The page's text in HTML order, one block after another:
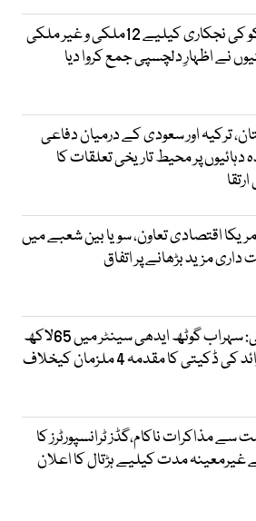
فیسکو کی نجکاری کیلیے 12ملکی و غیر ملکی
نے اظہارِ دلچسپی جمع کروا دیا
ترکیہ اور سعودی کے درمیان دفاعی
دہائیوں پر محیط تاریخی تعلقات کا
اقتصادی تعاون، سویا بین شعبے میں
داری مزید بڑھانے پر اتفاق
کراچی: سہراب گوٹھ ایدھی سینٹر میں 65لاکھ
سے زائد کی ڈکیتی کا مقدمہ 4 ملزمان کیخلاف
سے مذاکرات ناکام،گڈز ٹرانسپورٹرز کا
غیرمعینہ مدت کیلیے ہڑتال کا اعلان